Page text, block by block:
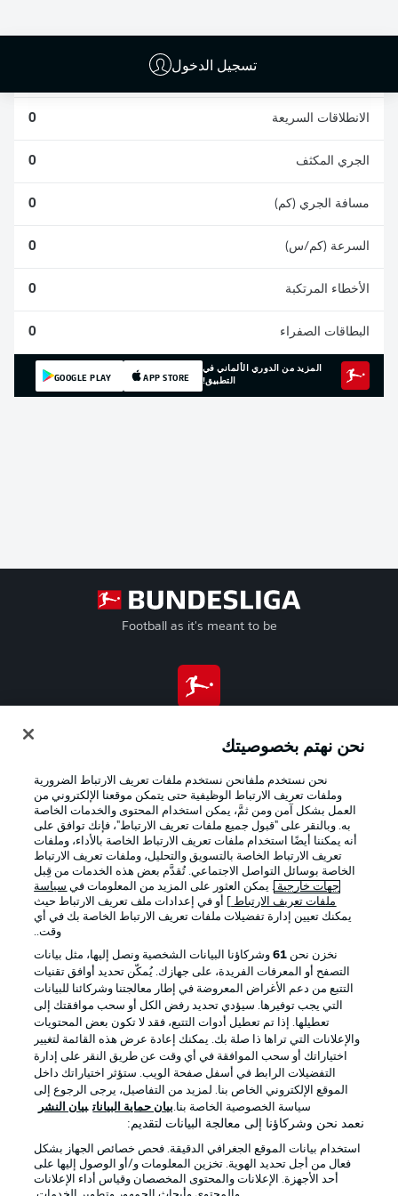
تسجيل الدخول
الانطلاقات السريعة 0
الجري المكثف 0
مسافة الجري (كم) 0
السرعة (كم/س) 0
الأخطاء المرتكبة 0
البطاقات الصفراء 0
المزيد من الدوري الألماني في
التطبيق!
APP STORE
GOOGLE PLAY
Football as it's meant to be
Official Partners
الإعلانات الإخطارات القانونية
إدارة التفضيلات بيان الخصوصية
شروط الاستخدام الوظائف
جهة النشر تواصل معنا
اللاعبون
نحن نهتم بخصوصيتك
نحن نستخدم ملفانحن نستخدم ملفات تعريف الارتباط الضرورية
وملفات تعريف الارتباط الوظيفية حتى يتمكن موقعنا الإلكتروني من
العمل بشكل آمن ومن ثمَّ، يمكن استخدام المحتوى والخدمات الخاصة
به. وبالنقر على "قبول جميع ملفات تعريف الارتباط"، فإنك توافق على
أنه يمكننا أيضًا استخدام ملفات تعريف الارتباط الخاصة بالأداء، وملفات
تعريف الارتباط الخاصة بالتسويق والتحليل، وملفات تعريف الارتباط
الخاصة بوسائل التواصل الاجتماعي. تُقدَّم بعض هذه الخدمات من قِبل
جهات خارجية . يمكن العثور على المزيد من المعلومات في سياسة
ملفات تعريف الارتباط
] أو في إعدادات ملف تعريف الارتباط حيث
يمكنك تعيين إدارة تفضيلات ملفات تعريف الارتباط الخاصة بك في أي
وقت..
نخزن نحن 61وشركاؤنا البيانات الشخصية ونصل إليها، مثل بيانات
التصفح أو المعرفات الفريدة، على جهازك. يُمكّن تحديد أوافق تقنيات
التتبع من دعم الأغراض المعروضة في إطار معالجتنا وشركائنا للبيانات
التي يجب توفيرها. سيؤدي تحديد رفض الكل أو سحب موافقتك إلى
تعطيلها. إذا تم تعطيل أدوات التتبع، فقد لا تكون بعض المحتويات
والإعلانات التي تراها ذا صلة بك. يمكنك إعادة عرض هذه القائمة لتغيير
اختياراتك أو سحب الموافقة في أي وقت عن طريق النقر على إدارة
التفضيلات الرابط في أسفل صفحة الويب. ستؤثر اختياراتك داخل
الموقع الإلكتروني الخاص بنا. لمزيد من التفاصيل، يرجى الرجوع إلى
سياسة الخصوصية الخاصة بنا.بيان حماية البيانات بيان النشر
نعمد نحن وشركاؤنا إلى معالجة البيانات لتقديم:
استخدام بيانات الموقع الجغرافي الدقيقة. فحص خصائص الجهاز بشكل
فعال من أجل تحديد الهوية. تخزين المعلومات و/أو الوصول إليها على
أحد الأجهزة. الإعلانات والمحتوى المخصصان وقياس أداء الإعلانات